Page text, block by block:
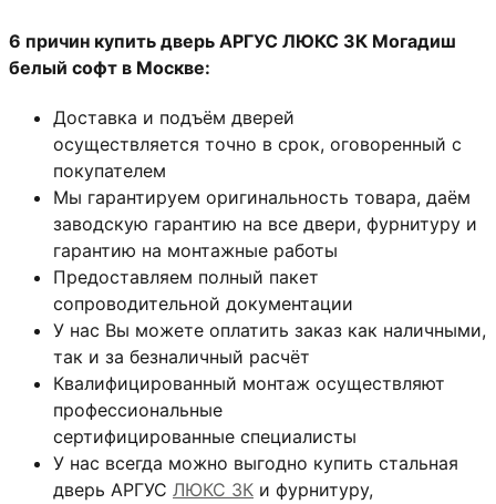
6 причин купить дверь АРГУС ЛЮКС 3К Могадиш
белый софт в Москве:
Доставка и подъём дверей
осуществляется точно в срок, оговоренный с
покупателем
Мы гарантируем оригинальность товара, даём
заводскую гарантию на все двери, фурнитуру и
гарантию на монтажные работы
Предоставляем полный пакет
сопроводительной документации
У нас Вы можете оплатить заказ как наличными,
так и за безналичный расчёт
Квалифицированный монтаж осуществляют
профессиональные
сертифицированные специалисты
У нас всегда можно выгодно купить стальная
дверь АРГУС ЛЮКС 3К и фурнитуру,